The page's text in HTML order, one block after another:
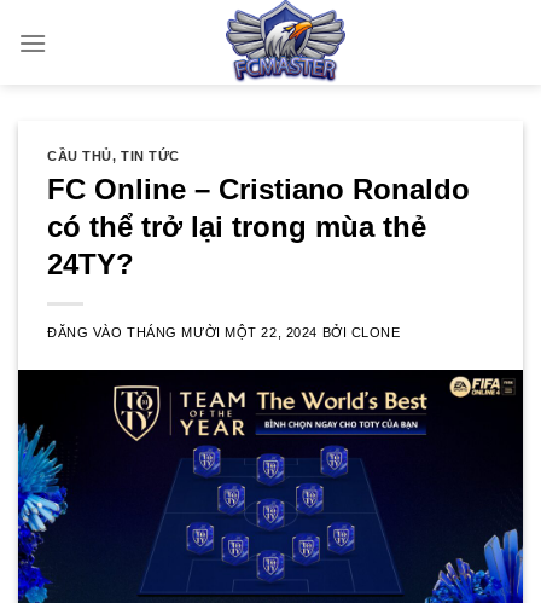
qua
CẦU THỦ,TIN TỨC
FC Online – Cristiano Ronaldo
có thể trở lại trong mùa thẻ
24TY?
ĐĂNG VÀOTHÁNG MƯỜI MỘT 22, 2024 BỞI CLONE